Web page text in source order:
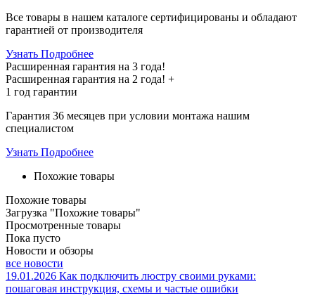
Все товары в нашем каталоге сертифицированы и обладают
гарантией от производителя
Узнать Подробнее
Расширенная гарантия на 3 года!
Расширенная гарантия на 2 года! +
1 год гарантии
Гарантия 36 месяцев при условии монтажа нашим
специалистом
Узнать Подробнее
Похожие товары
Похожие товары
Загрузка "Похожие товары"
Просмотренные товары
Пока пусто
Новости и обзоры
все новости
19.01.2026 Как подключить люстру своими руками:
пошаговая инструкция, схемы и частые ошибки